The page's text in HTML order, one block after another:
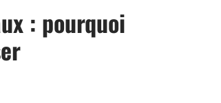
: pourquoi